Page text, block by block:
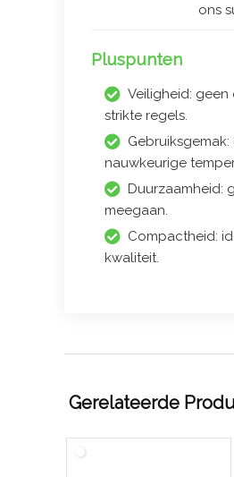
ons
Pluspunten
Veiligheid:
strikte regels.
nauwkeurige
Duurzaamheid:
meegaan.
Compactheid:
kwaliteit.
Gerelateerde